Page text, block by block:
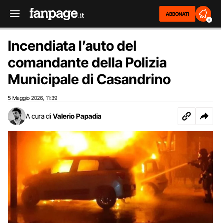
ABBONATI
2
Incendiata l’auto del
comandante della Polizia
Municipale di Casandrino
5 Maggio 2026 11:39
A cura di Valerio Papadia